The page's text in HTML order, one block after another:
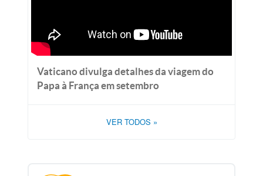
Vaticano divulga detalhes da viagem do
Papa à França em setembro
VER TODOS »